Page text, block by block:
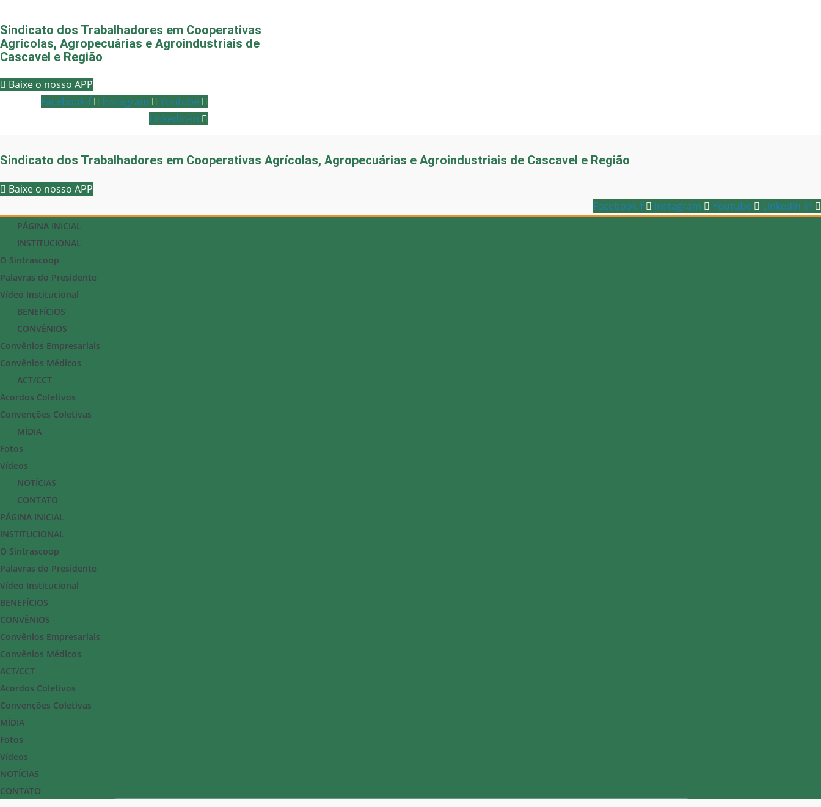
Sindicato dos Trabalhadores em Cooperativas
Agrícolas, Agropecuárias e Agroindustriais de
Cascavel e Região
Baixe o nosso APP
Facebook-f
Instagram
Youtube
Linkedin-in
Sindicato dos Trabalhadores em Cooperativas Agrícolas, Agropecuárias e Agroindustriais de Cascavel e Região
Baixe o nosso APP
Facebook-f
Instagram Youtube Linkedin-in
PÁGINA INICIAL
INSTITUCIONAL
O Sintrascoop
Palavras do Presidente
Vídeo Institucional
BENEFÍCIOS
CONVÊNIOS
Convênios Empresariais
Convênios Médicos
ACT/CCT
Acordos Coletivos
Convenções Coletivas
MÍDIA
Fotos
Vídeos
NOTÍCIAS
CONTATO
PÁGINA INICIAL
INSTITUCIONAL
O Sintrascoop
Palavras do Presidente
Vídeo Institucional
BENEFÍCIOS
CONVÊNIOS
Convênios Empresariais
Convênios Médicos
ACT/CCT
Acordos Coletivos
Convenções Coletivas
MÍDIA
Fotos
Vídeos
NOTÍCIAS
CONTATO